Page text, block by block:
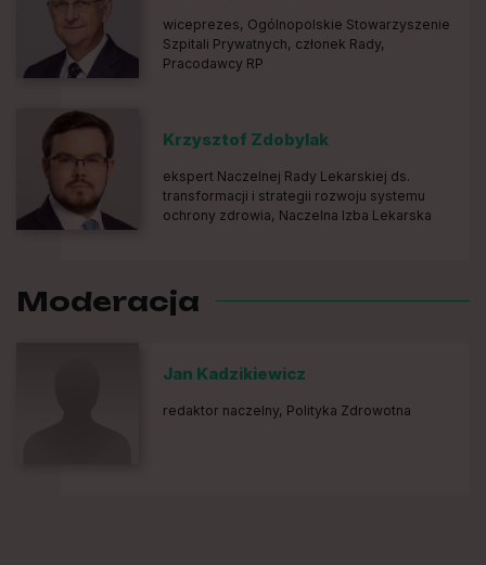
wiceprezes, Ogólnopolskie Stowarzyszenie
Szpitali Prywatnych, członek Rady,
Pracodawcy RP
Krzysztof Zdobylak
ekspert Naczelnej Rady Lekarskiej ds.
transformacji i strategii rozwoju systemu
ochrony zdrowia, Naczelna Izba Lekarska
Moderacja
Jan Kadzikiewicz
redaktor naczelny, Polityka Zdrowotna